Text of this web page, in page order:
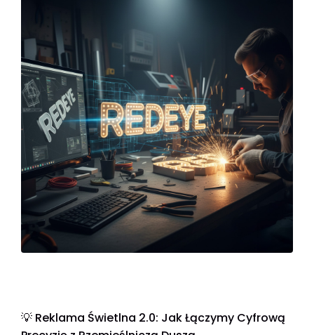
💡 Reklama Świetlna 2.0: Jak Łączymy Cyfrową